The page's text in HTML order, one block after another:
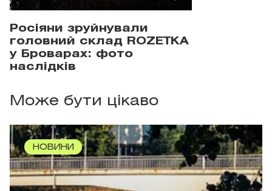
Росіяни зруйнували
головний склад ROZETKA
у Броварах: фото
наслідків
Може бути цікаво
НОВИНИ